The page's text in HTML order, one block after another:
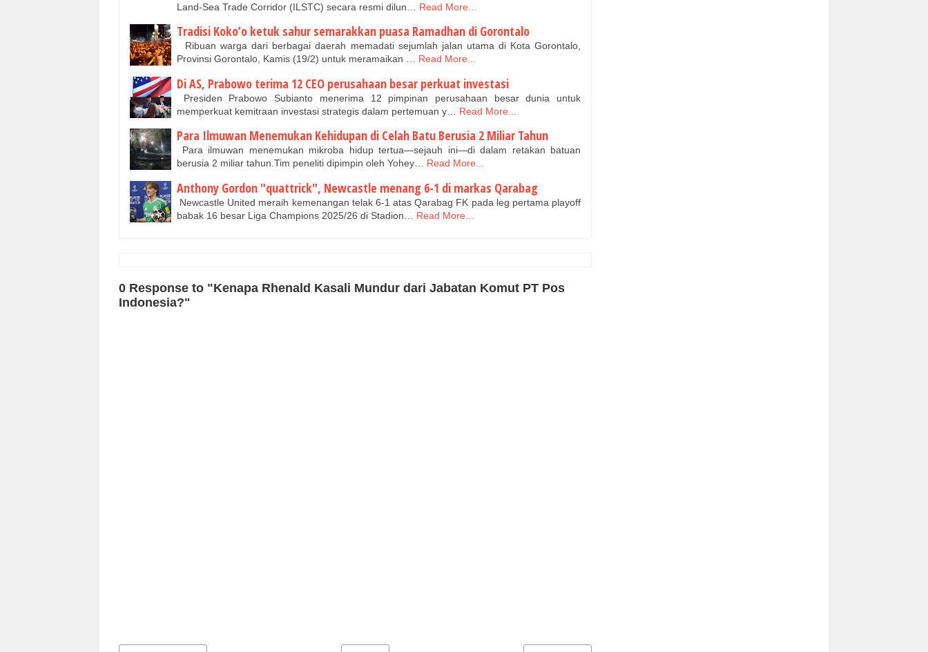
Land-Sea Trade Corridor (ILSTC) secara resmi dilun…
Read More...
Tradisi Koko’o ketuk sahur semarakkan puasa Ramadhan di Gorontalo
Ribuan warga dari berbagai daerah memadati sejumlah jalan utama di Kota Gorontalo,
Provinsi Gorontalo, Kamis (19/2) untuk meramaikan … Read More...
Di AS, Prabowo terima 12 CEO perusahaan besar perkuat investasi
Presiden Prabowo Subianto menerima 12 pimpinan perusahaan besar dunia untuk
memperkuat kemitraan investasi strategis dalam pertemuan y…
Read More...
Para Ilmuwan Menemukan Kehidupan di Celah Batu Berusia 2 Miliar Tahun
Para ilmuwan menemukan mikroba hidup tertua—sejauh ini—di dalam retakan batuan
berusia 2 miliar tahun.Tim peneliti dipimpin oleh Yohey… Read More...
Anthony Gordon "quattrick", Newcastle menang 6-1 di markas Qarabag
Newcastle United meraih kemenangan telak 6-1 atas Qarabag FK pada leg pertama playoff
babak 16 besar Liga Champions 2025/26 di Stadion…
Read More...
0 Response to "Kenapa Rhenald Kasali Mundur dari Jabatan Komut PT Pos
Indonesia?"